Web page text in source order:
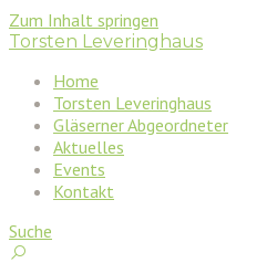
Zum Inhalt springen
Torsten Leveringhaus
Home
Torsten Leveringhaus
Gläserner Abgeordneter
Aktuelles
Events
Kontakt
Suche